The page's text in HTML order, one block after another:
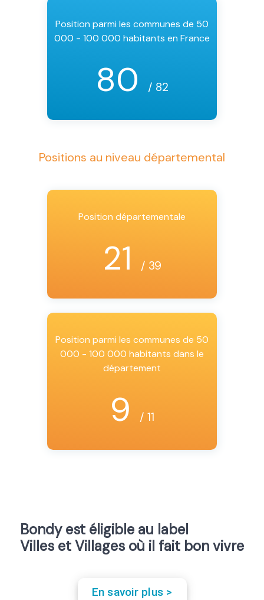
Position parmi les communes de 50
000 - 100 000 habitants en France
80 / 82
Positions au niveau départemental
Position départementale
21 / 39
Position parmi les communes de 50
000 - 100 000 habitants dans le
département
9 / 11
Bondy est éligible au label
Villes et Villages où il fait bon vivre
En savoir plus >